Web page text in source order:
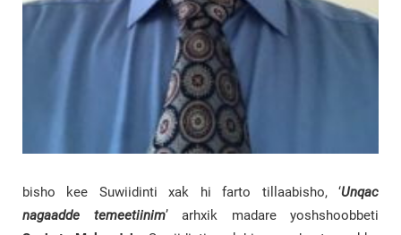
bisho kee Suwiidinti xak hi farto tillaabisho, ‘Unqac
nagaadde temeetiinim’ arhxik madare yoshshoobbeti